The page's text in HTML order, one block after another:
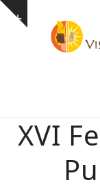
Skip
Show
XVI